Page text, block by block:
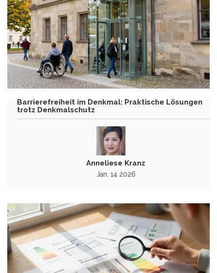
Barrierefreiheit im Denkmal: Praktische Lösungen
trotz Denkmalschutz
Anneliese Kranz
Jan, 14 2026